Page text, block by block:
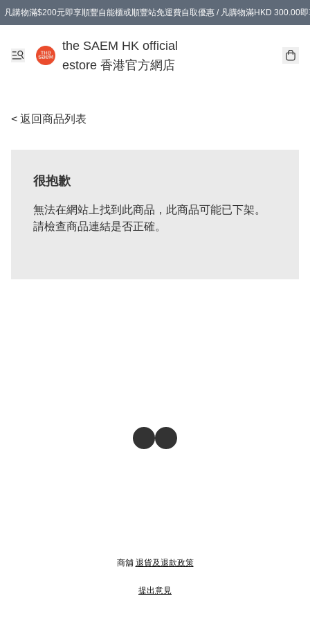
凡購物滿$200元即享順豐自能櫃或順豐站免運費自取優惠 / 凡購物滿HKD 300.00
the SAEM HK official
estore 香港官方網店
< 返回商品列表
很抱歉
無法在網站上找到此商品，此商品可能已下架。
請檢查商品連結是否正確。
商舖 退貨及退款政策
提出意見